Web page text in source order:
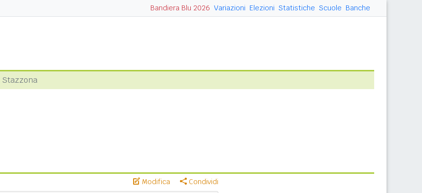
Bandiera Blu 2026 Variazioni Elezioni Statistiche Scuole Banche
Stazzona
Modifica Condividi